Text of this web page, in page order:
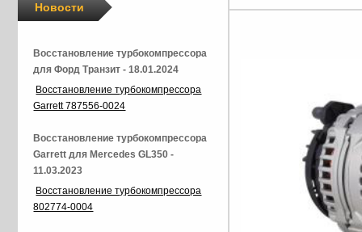
Новости
Восстановление турбокомпрессора
для Форд Транзит - 18.01.2024
Восстановление турбокомпрессора
Garrett 787556-0024
Восстановление турбокомпрессора
Garrett для Mercedes GL350 -
11.03.2023
Восстановление турбокомпрессора
802774-0004